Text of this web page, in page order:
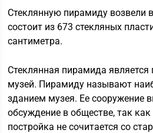
Стеклянную пирамиду возвели
состоит из 673 стекляных
сантиметра.
Cтеклянная пирамида
музей. Пирамиду называют
зданием музея. Ее сооружение
обсуждение в обществе, так как
постройка не сочитается со